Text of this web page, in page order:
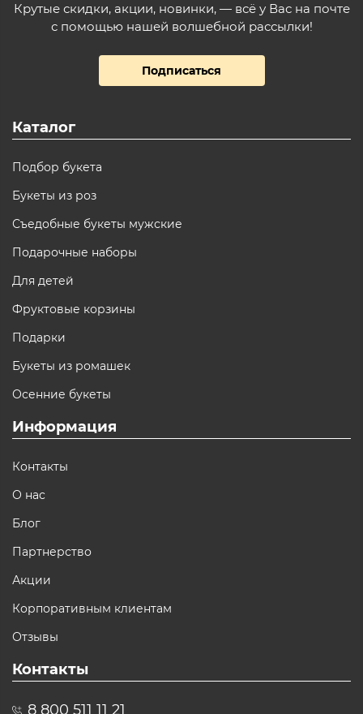
Крутые скидки, акции, новинки, — всё у Вас на почте
с помощью нашей волшебной рассылки!
Подписаться
Каталог
Подбор букета
Букеты из роз
Съедобные букеты мужские
Подарочные наборы
Для детей
Фруктовые корзины
Подарки
Букеты из ромашек
Осенние букеты
Информация
Контакты
О нас
Блог
Партнерство
Акции
Корпоративным клиентам
Отзывы
Контакты
8 800 511 11 21